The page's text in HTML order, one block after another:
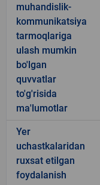
muhandislik-
kommunikatsiya
tarmoqlariga
ulash mumkin
bo'lgan
quvvatlar
to'g'risida
ma'lumotlar
Yer
uchastkalaridan
ruxsat etilgan
foydalanish